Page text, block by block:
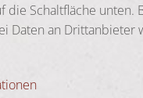
die Schaltfläche unten.
Daten an Drittanbieter